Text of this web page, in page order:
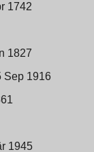
1742
1827
Sep 1916
1945